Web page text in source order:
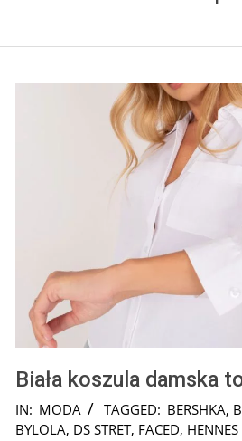
Biała koszula damska
2025-
01-
IN: MODA TAGGED: BERSHKA,
BYLOLA, DS STRET, FACED,